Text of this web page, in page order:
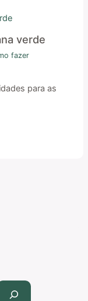
verde
fazer
para as